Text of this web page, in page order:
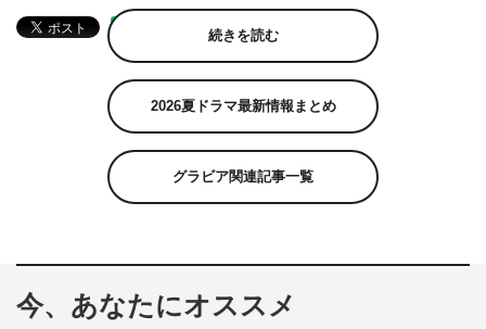
続きを読む
2026夏ドラマ最新情報まとめ
グラビア関連記事一覧
今、あなたにオススメ